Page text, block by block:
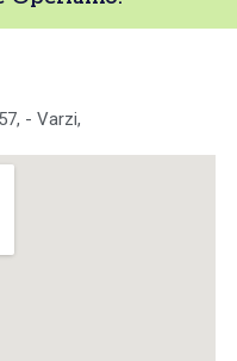
- Varzi,